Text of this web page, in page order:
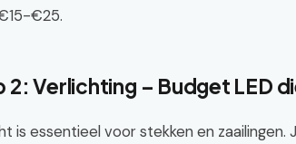
€25.
2: Verlichting – Budget LED
is essentieel voor stekken en